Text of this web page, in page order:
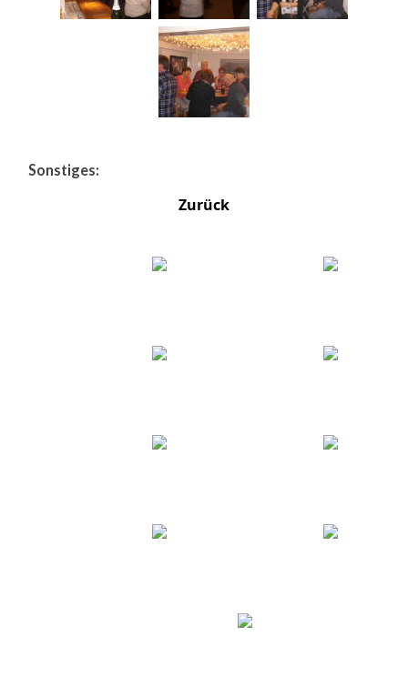
Sonstiges:
Zurück